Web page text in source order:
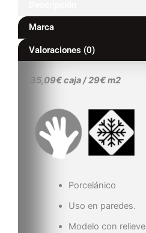
Marca
Valoraciones (0)
35,09€ caja / 29€ m2
Porcelánico
Uso en paredes.
Modelo con relieve